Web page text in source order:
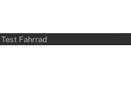
Test Fahrrad